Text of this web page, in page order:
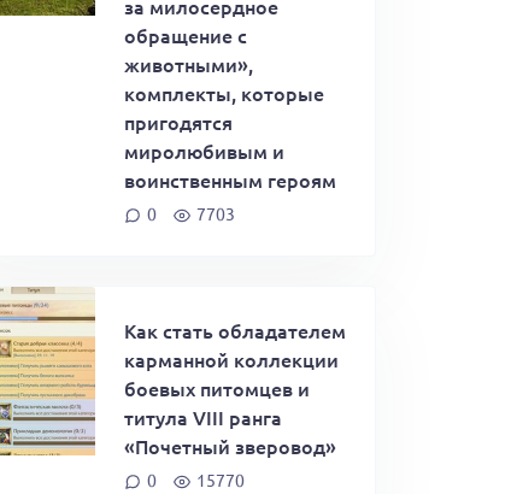
за милосердное
обращение с
животными»,
комплекты, которые
пригодятся
миролюбивым и
воинственным героям
0 7703
Как стать обладателем
карманной коллекции
боевых питомцев и
титула VIII ранга
«Почетный зверовод»
0 15770